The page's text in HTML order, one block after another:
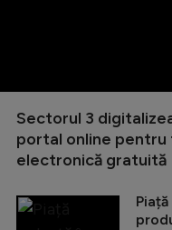
Sectorul 3
portal online pentru
electronică gratuită